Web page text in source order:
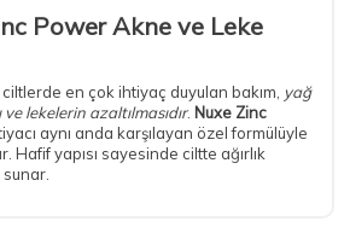
Power Akne ve Leke
en çok ihtiyaç duyulan bakım, yağ
lekelerin azaltılmasıdır. Nuxe Zinc
aynı anda karşılayan özel formülüyle
Hafif yapısı sayesinde ciltte ağırlık